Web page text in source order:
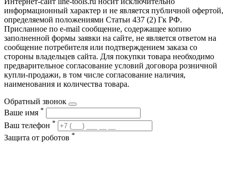
информационный характер и не является публичной офертой,
определяемой положениями Статьи 437 (2) Гк РФ.
Присланное по e-mail сообщение, содержащее копию
заполненной формы заявки на сайте, не является ответом на
сообщение потребителя или подтверждением заказа со
стороны владельцев сайта. Для покупки товара необходимо
предварительное согласование условий договора розничной
купли-продажи, в том числе согласование наличия,
наименования и количества товара.
Обратный звонок
Ваше имя *
Ваш телефон *
Защита от роботов *